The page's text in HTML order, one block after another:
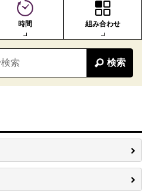
時間 組み合わせ
検索